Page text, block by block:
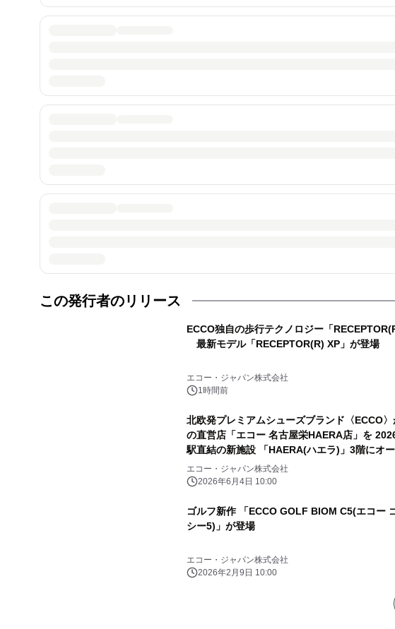
この発行者のリリース
ECCO独自の歩行テクノロジー「
最新モデル「RECEPTOR(R) XP」が登場
エコー・ジャパン株式会社
1時間前
北欧発プレミアムシューズブランド〈ECCO
の直営店「エコー 名古屋栄HAERA店」を
駅直結の新施設 「HAERA(ハエラ)」3階にオ
エコー・ジャパン株式会社
2026年6月4日 10:00
ゴルフ新作 「ECCO GOLF BIOM C5(エコー
シー5)」が登場
エコー・ジャパン株式会社
2026年2月9日 10:00